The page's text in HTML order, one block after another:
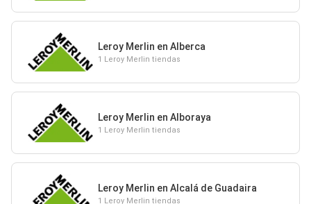
Leroy Merlin en Alberca
1 Leroy Merlin tiendas
Leroy Merlin en Alboraya
1 Leroy Merlin tiendas
Leroy Merlin en Alcalá de Guadaira
1 Leroy Merlin tiendas